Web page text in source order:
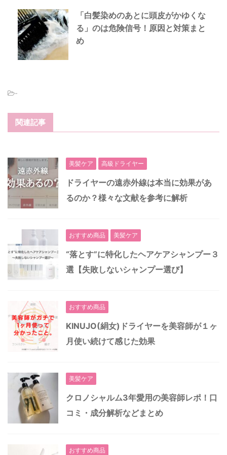
「白髪染めのあとに頭皮がかゆくな
る」のは危険信号！原因と対策まと
め
-
関連記事
美髪ケア 高級ドライヤー
ドライヤーの遠赤外線は本当に効果があ
るのか？様々な文献を参考に解析
おすすめ商品 美髪ケア
“落とす”に特化したヘアケアシャンプー３
選【失敗しないシャンプー選び】
おすすめ商品
KINUJO(絹女)ドライヤーを美容師が１ヶ
月使い続けて感じた効果
美髪ケア
クロノシャルム3年愛用の美容師レポ！口
コミ・成分解析などまとめ
おすすめ商品